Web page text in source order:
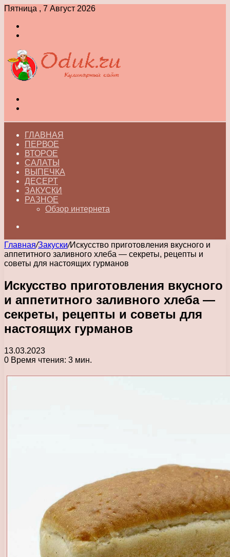
Пятница , 7 Август 2026
ГЛАВНАЯ
ПЕРВОЕ
ВТОРОЕ
САЛАТЫ
ВЫПЕЧКА
ДЕСЕРТ
ЗАКУСКИ
РАЗНОЕ
Обзор интернета
Главная/Закуски/Искусство приготовления вкусного и
аппетитного заливного хлеба — секреты, рецепты и
советы для настоящих гурманов
Искусство приготовления вкусного
и аппетитного заливного хлеба —
секреты, рецепты и советы для
настоящих гурманов
13.03.2023
0 Время чтения: 3 мин.